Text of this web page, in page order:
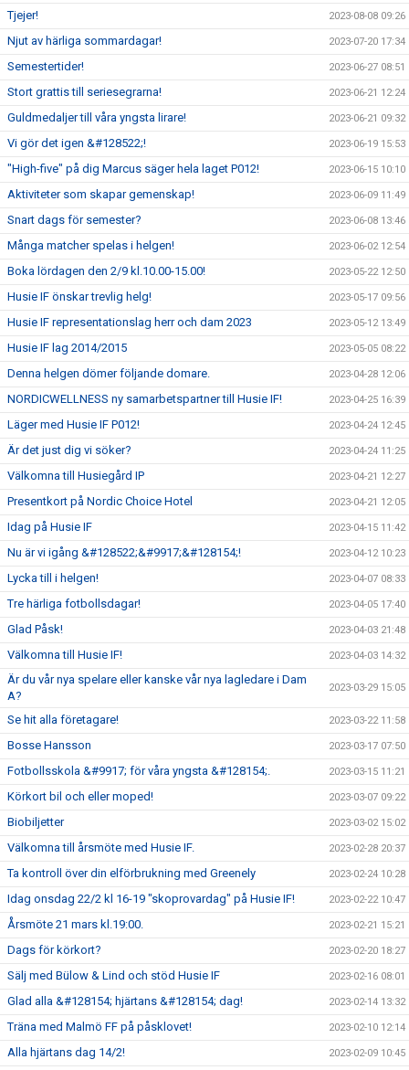
Tjejer! 2023-08-08 09:26
Njut av härliga sommardagar! 2023-07-20 17:34
Semestertider! 2023-06-27 08:51
Stort grattis till seriesegrarna! 2023-06-21 12:24
Guldmedaljer till våra yngsta lirare! 2023-06-21 09:32
Vi gör det igen &#128522;! 2023-06-19 15:53
"High-five" på dig Marcus säger hela laget P012! 2023-06-15 10:10
Aktiviteter som skapar gemenskap! 2023-06-09 11:49
Snart dags för semester? 2023-06-08 13:46
Många matcher spelas i helgen! 2023-06-02 12:54
Boka lördagen den 2/9 kl.10.00-15.00! 2023-05-22 12:50
Husie IF önskar trevlig helg! 2023-05-17 09:56
Husie IF representationslag herr och dam 2023 2023-05-12 13:49
Husie IF lag 2014/2015 2023-05-05 08:22
Denna helgen dömer följande domare. 2023-04-28 12:06
NORDICWELLNESS ny samarbetspartner till Husie IF! 2023-04-25 16:39
Läger med Husie IF P012! 2023-04-24 12:45
Är det just dig vi söker? 2023-04-24 11:25
Välkomna till Husiegård IP 2023-04-21 12:27
Presentkort på Nordic Choice Hotel 2023-04-21 12:05
Idag på Husie IF 2023-04-15 11:42
Nu är vi igång &#128522;&#9917;&#128154;! 2023-04-12 10:23
Lycka till i helgen! 2023-04-07 08:33
Tre härliga fotbollsdagar! 2023-04-05 17:40
Glad Påsk! 2023-04-03 21:48
Välkomna till Husie IF! 2023-04-03 14:32
Är du vår nya spelare eller kanske vår nya lagledare i Dam
A?
2023-03-29 15:05
Se hit alla företagare! 2023-03-22 11:58
Bosse Hansson 2023-03-17 07:50
Fotbollsskola &#9917; för våra yngsta &#128154;. 2023-03-15 11:21
Körkort bil och eller moped! 2023-03-07 09:22
Biobiljetter 2023-03-02 15:02
Välkomna till årsmöte med Husie IF. 2023-02-28 20:37
Ta kontroll över din elförbrukning med Greenely 2023-02-24 10:28
Idag onsdag 22/2 kl 16-19 "skoprovardag" på Husie IF! 2023-02-22 10:47
Årsmöte 21 mars kl.19:00. 2023-02-21 15:21
Dags för körkort? 2023-02-20 18:27
Sälj med Bülow & Lind och stöd Husie IF 2023-02-16 08:01
Glad alla &#128154; hjärtans &#128154; dag! 2023-02-14 13:32
Träna med Malmö FF på påsklovet! 2023-02-10 12:14
Alla hjärtans dag 14/2! 2023-02-09 10:45